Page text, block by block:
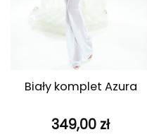
Biały komplet Azura
349,00 zł